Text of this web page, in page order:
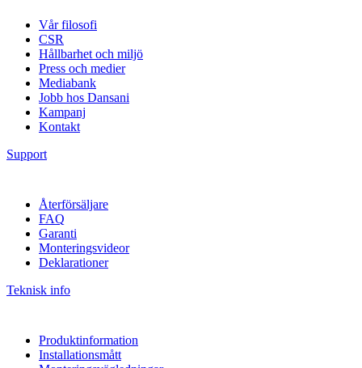
Vår filosofi
CSR
Hållbarhet och miljö
Press och medier
Mediabank
Jobb hos Dansani
Kampanj
Kontakt
Support
Återförsäljare
FAQ
Garanti
Monteringsvideor
Deklarationer
Teknisk info
Produktinformation
Installationsmått